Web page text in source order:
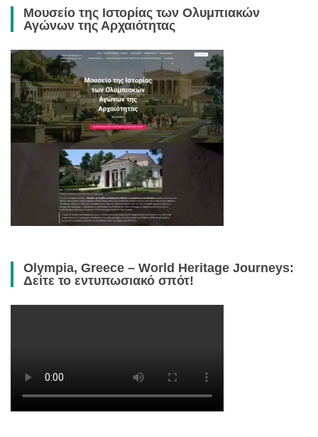
Μουσείο της Ιστορίας των Ολυμπιακών
Αγώνων της Αρχαιότητας
Olympia, Greece – World Heritage Journeys:
Δείτε το εντυπωσιακό σπότ!